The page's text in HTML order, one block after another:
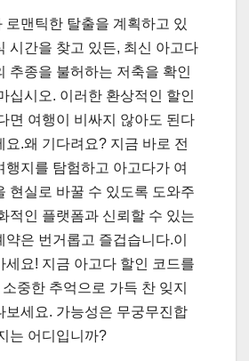
로맨틱한 탈출을 계획하고 있
시간을 찾고 있든, 최신 아고다
추종을 불허하는 저축을 확인
십시오. 이러한 환상적인 할인
면 여행이 비싸지 않아도 된다
요.왜 기다려요? 지금 바로 전
행지를 탐험하고 아고다가 여
현실로 바꿀 수 있도록 도와주
적인 플랫폼과 신뢰할 수 있는
약은 번거롭고 즐겁습니다.이
세요! 지금 아고다 할인 코드를
중한 추억으로 가득 찬 잊지
보세요. 가능성은 무궁무진합
는 어디입니까?